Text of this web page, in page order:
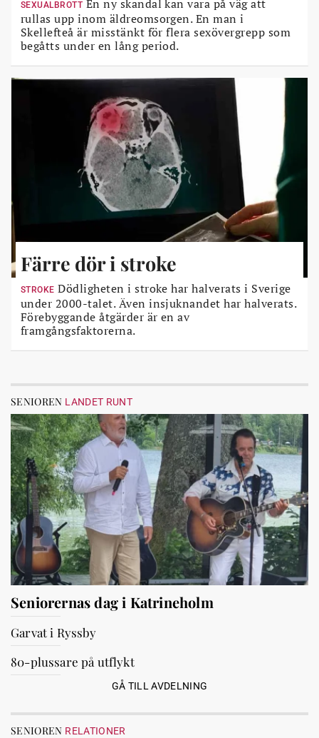
SEXUALBROTT En ny skandal kan vara på väg att
rullas upp inom äldreomsorgen. En man i
Skellefteå är misstänkt för flera sexövergrepp som
begåtts under en lång period.
Färre dör i stroke
STROKE Dödligheten i stroke har halverats i Sverige
under 2000-talet. Även insjuknandet har halverats.
Förebyggande åtgärder är en av
framgångsfaktorerna.
SENIOREN LANDET RUNT
Seniorernas dag i Katrineholm
Garvat i Ryssby
80-plussare på utflykt
GÅ TILL AVDELNING
SENIOREN RELATIONER